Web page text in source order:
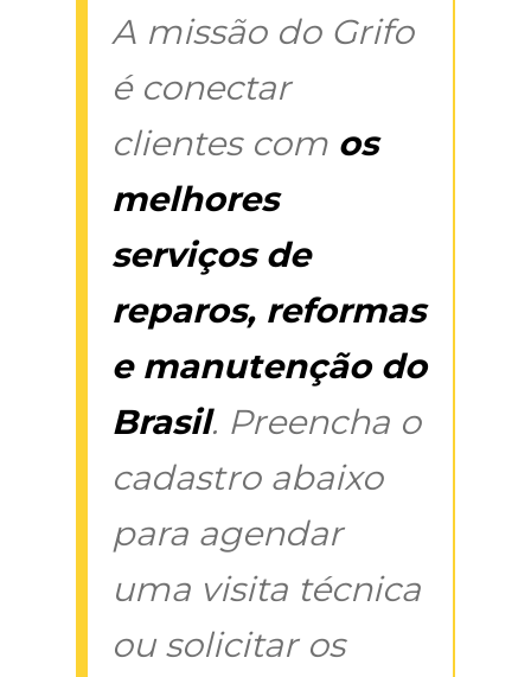
A missão do Grifo
é conectar
clientes com os
melhores
serviços de
reparos, reformas
e manutenção do
Brasil. Preencha o
cadastro abaixo
para agendar
uma visita técnica
ou solicitar os